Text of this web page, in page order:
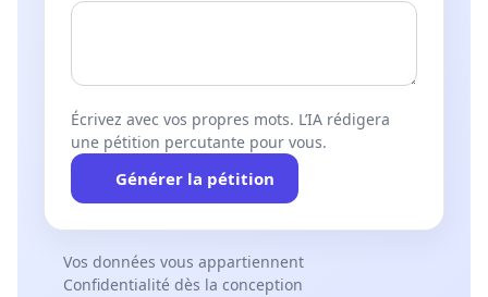
Écrivez avec vos propres mots. L’IA rédigera
une pétition percutante pour vous.
Générer la pétition
Vos données vous appartiennent
Confidentialité dès la conception